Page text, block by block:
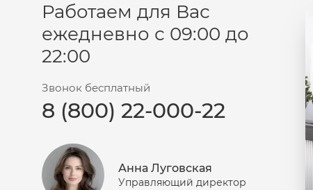
Мусс
Мыло
Набор косметики
Пилинг
Пудра
Сыворотка
Шампунь
Постакне
Против морщин
Противовозрастной
Работаем для Вас
ежедневно с 09:00 до
22:00
Звонок бесплатный
8 (800) 22-000-22
Анна Луговская
Управляющий директор